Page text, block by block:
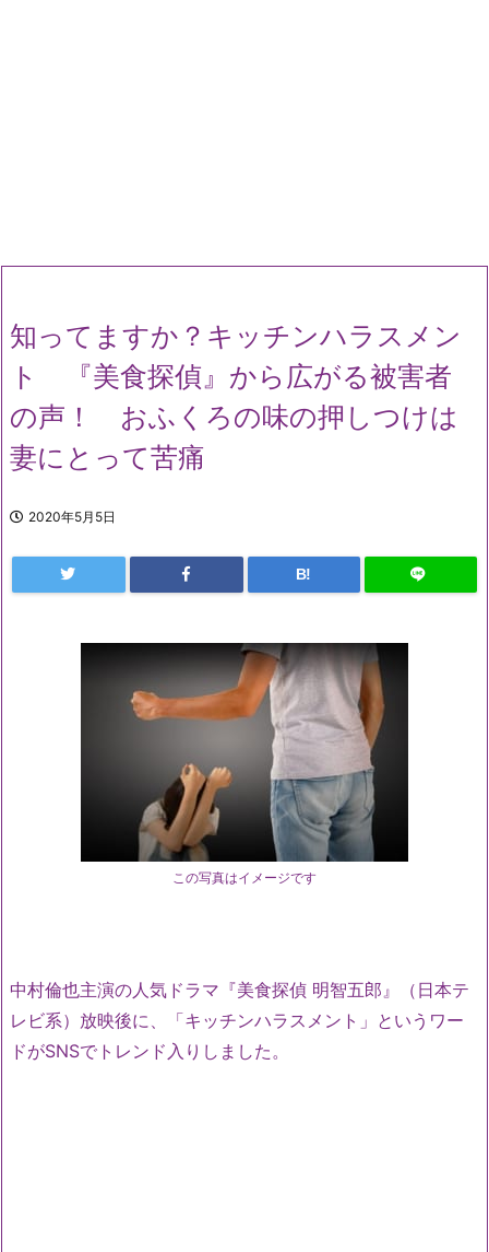
知ってますか？キッチンハラスメン
ト 『美食探偵』から広がる被害者
の声！ おふくろの味の押しつけは
妻にとって苦痛
2020年5月5日
B!
この写真はイメージです
中村倫也主演の人気ドラマ『美食探偵 明智五郎』（日本テ
レビ系）放映後に、「キッチンハラスメント」というワー
ドがSNSでトレンド入りしました。